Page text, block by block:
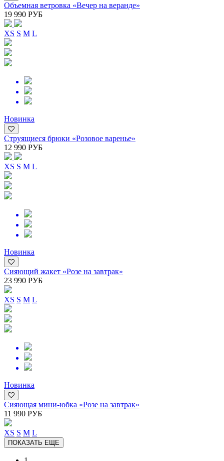
Объемная ветровка «Вечер на веранде»
19 990 РУБ
XS S M L
Новинка
Струящиеся брюки «Розовое варенье»
12 990 РУБ
XS S M L
Новинка
Сияющий жакет «Розе на завтрак»
23 990 РУБ
XS S M L
Новинка
Сияющая мини-юбка «Розе на завтрак»
11 990 РУБ
XS S M L
ПОКАЗАТЬ ЕЩЕ